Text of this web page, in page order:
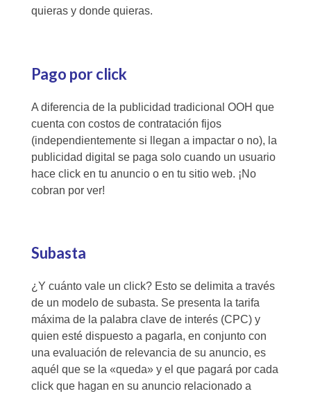
quieras y donde quieras.
Pago por click
A diferencia de la publicidad tradicional OOH que
cuenta con costos de contratación fijos
(independientemente si llegan a impactar o no), la
publicidad digital se paga solo cuando un usuario
hace click en tu anuncio o en tu sitio web. ¡No
cobran por ver!
Subasta
¿Y cuánto vale un click? Esto se delimita a través
de un modelo de subasta. Se presenta la tarifa
máxima de la palabra clave de interés (CPC) y
quien esté dispuesto a pagarla, en conjunto con
una evaluación de relevancia de su anuncio, es
aquél que se la «queda» y el que pagará por cada
click que hagan en su anuncio relacionado a